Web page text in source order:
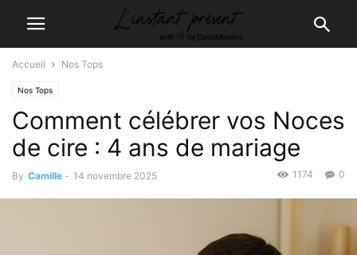
Accueil Nos Tops
Nos Tops
Comment célébrer vos Noces
de cire : 4 ans de mariage
By Camille - 14 novembre 2025 0
1174